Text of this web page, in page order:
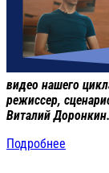
видео нашего
режиссер,
Виталий Доронкин.
Подробнее